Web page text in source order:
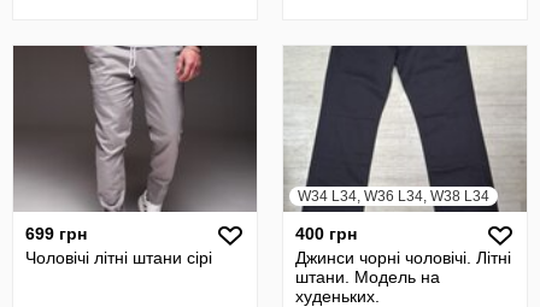
699 грн
Чоловічі літні штани сірі
W34 L34, W36 L34, W38 L34
400 грн
Джинси чорні чоловічі. Літні
штани. Модель на
худеньких.